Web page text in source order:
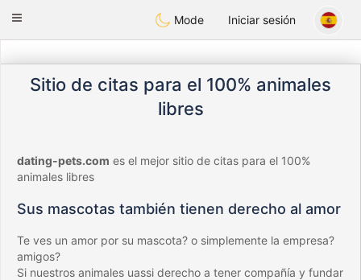
Animour
Toggle
Mode Iniciar sesión
Sitio de citas para el 100% animales
libres
dating-pets.com es el mejor sitio de citas para el 100%
animales libres
Sus mascotas también tienen derecho al amor
Te ves un amor por su mascota? o simplemente la empresa?
amigos?
Si nuestros animales uassi derecho a tener compañía y fundar